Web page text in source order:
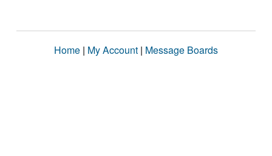
Home | My Account | Message Boards